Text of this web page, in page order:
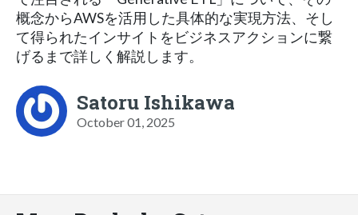
概念からAWSを活用した具体的な実現方法、そし
て得られたインサイトをビジネスアクションに繋
げるまで詳しく解説します。
Satoru Ishikawa
October 01, 2025